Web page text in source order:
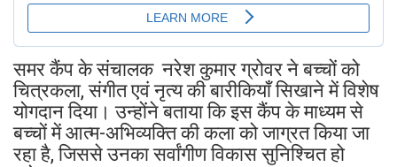
समर कैंप के संचालक नरेश कुमार ग्रोवर ने बच्चों को
चित्रकला, संगीत एवं नृत्य की बारीकियाँ सिखाने में विशेष
योगदान दिया। उन्होंने बताया कि इस कैंप के माध्यम से
बच्चों में आत्म-अभिव्यक्ति की कला को जाग्रत किया जा
रहा है, जिससे उनका सर्वांगीण विकास सुनिश्चित हो